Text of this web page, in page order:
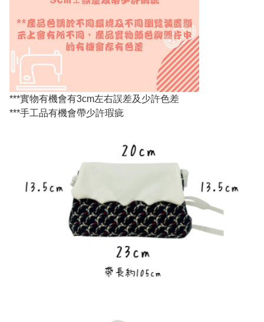
***實物有機會有3cm左右誤差及少許色差
***手工品有機會帶少許瑕疵